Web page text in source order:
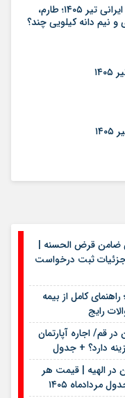
قیمت جدید انواع برنج ایرانی تیر ۱۴۰۵؛ طارم،
نیم دانه کیلویی چند؟
ضامن قرض الحسنه |
ثبت درخواست
کامل از بیمه
رایج
قم/ اجاره آپارتمان
دارد؟ + جدول
الهیه | قیمت هر
۱۴۰۵